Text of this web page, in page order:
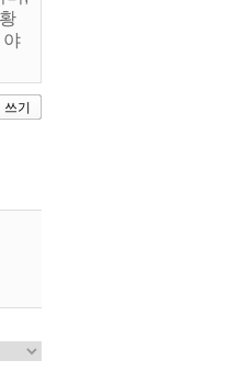
야
쓰기